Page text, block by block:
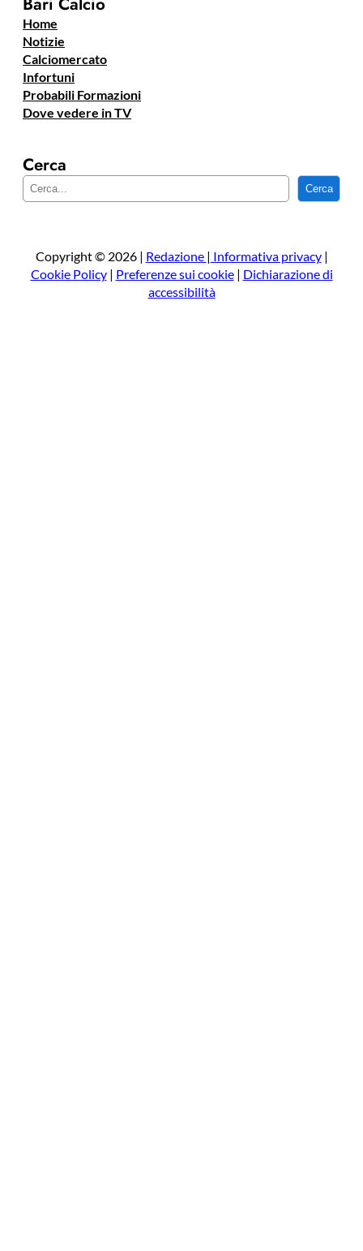
Home
Notizie
Calciomercato
Infortuni
Probabili Formazioni
Dove vedere in TV
Cerca
e
a
Cerca
Copyright © 2026 | Redazione | Informativa privacy|
Cookie Policy| Preferenze sui cookie| Dichiarazione di
accessibilità